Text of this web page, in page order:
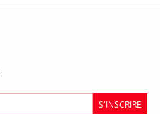
S'INSCRIRE